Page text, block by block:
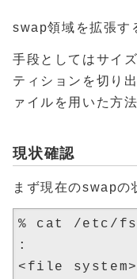
swap領域を拡張す
手段としてはサイ
ティションを切り
ァイルを用いた方
現状確認
まず現在のswapの
% cat /etc/
:
<file